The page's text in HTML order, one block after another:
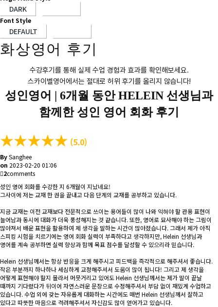
Font Style
화상영어 후기
수강후기를 통해 실제 수업 경험과 효과를 확인해보세요.
스카이벨영어에서는 절대로 허위 후기를 올리지 않습니다!
성인영어 | 6개월 동안 HELEIN 선생님과
함께한 성인 영어 회화 후기
★★★★★ (5.0)
BySanghee
on 2023-02-20 01:06
2comments
성인 영어 회화를 수강한 지 6개월이 지났네요!
그사이에 저는 교재 한 권을 끝내고 다음 단계의 교재를 공부하고 있습니다.
지금 교재는 이전 교재보다 전문적으로 쓰이는 용어들이 많이 나와 익혀야 할 관용 표현이
늘어남과 동시에 대화가 더욱 풍성해지는 것 같습니다. 또한, 영어로 묘사해야 하는 그림이
많아져서 배운 표현을 활용하여 제 생각을 말하는 시간이 많아졌습니다. 그래서 제가 아직
스피킹 시험을 치르기에는 영어 회화 실력이 부족하다고 생각하지만, Helein 선생님과
영어를 계속 공부하면 실력 향상과 함께 목표 점수를 달성할 수 있으리라 믿습니다.
Helein 선생님께서는 항상 반응을 크게 해주시고 피드백을 즉각적으로 해주셔서 좋습니다.
작은 부분까지 하나하나 세심하게 교정해주셔서 도움이 많이 됩니다! 그리고 제 생각을
어떻게 표현해야 할지 몰라서 머뭇거리고 있어도 Helein 선생님께서는 제가 말이 끝날
때까지 기다렸다가 뒤이어 자연스러운 문장으로 수정해주셔서 부담 없이 재밌게 수업하고
있습니다. 수업 외에 갖는 자유롭게 대화하는 시간에도 매번 Helein 선생님께서 잘하고
있다고 따뜻한 마음으로 격려해주셔서 자신감도 많이 얻어가고 있습니다.